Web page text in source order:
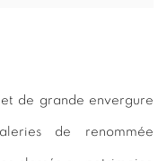
de grande envergure
de renommée